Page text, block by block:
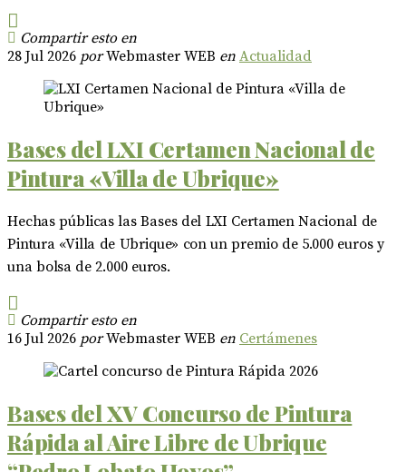
Compartir esto en
28 Jul 2026 porWebmaster WEB en Actualidad
Bases del LXI Certamen Nacional de
Pintura «Villa de Ubrique»
Hechas públicas las Bases del LXI Certamen Nacional de
Pintura «Villa de Ubrique» con un premio de 5.000 euros y
una bolsa de 2.000 euros.
Compartir esto en
16 Jul 2026 porWebmaster WEB en Certámenes
Bases del XV Concurso de Pintura
Rápida al Aire Libre de Ubrique